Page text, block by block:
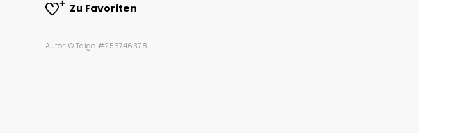
Zu Favoriten
Autor: © Taiga #255746378